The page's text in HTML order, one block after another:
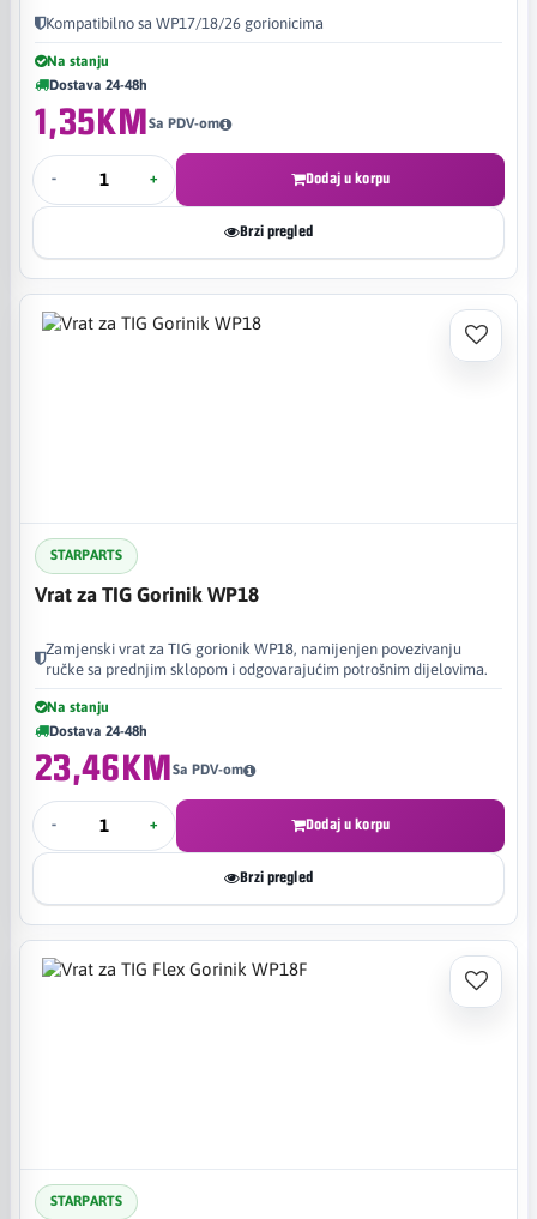
Kompatibilno sa WP17/18/26 gorionicima
Na stanju
Dostava 24-48h
1,35KMSa PDV-om
- + Dodaj u korpu
Brzi pregled
STARPARTS
Vrat za TIG Gorinik WP18
Zamjenski vrat za TIG gorionik WP18, namijenjen povezivanju
ručke sa prednjim sklopom i odgovarajućim potrošnim dijelovima.
Na stanju
Dostava 24-48h
23,46KMSa PDV-om
- + Dodaj u korpu
Brzi pregled
STARPARTS